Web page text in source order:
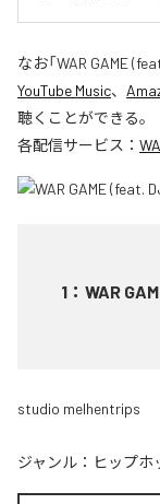
なお「WAR GAME
YouTube Music、
聴くことができる。
各配信サービス：
1 ： WAR
studio melhentrips
ジャンル： ヒップ